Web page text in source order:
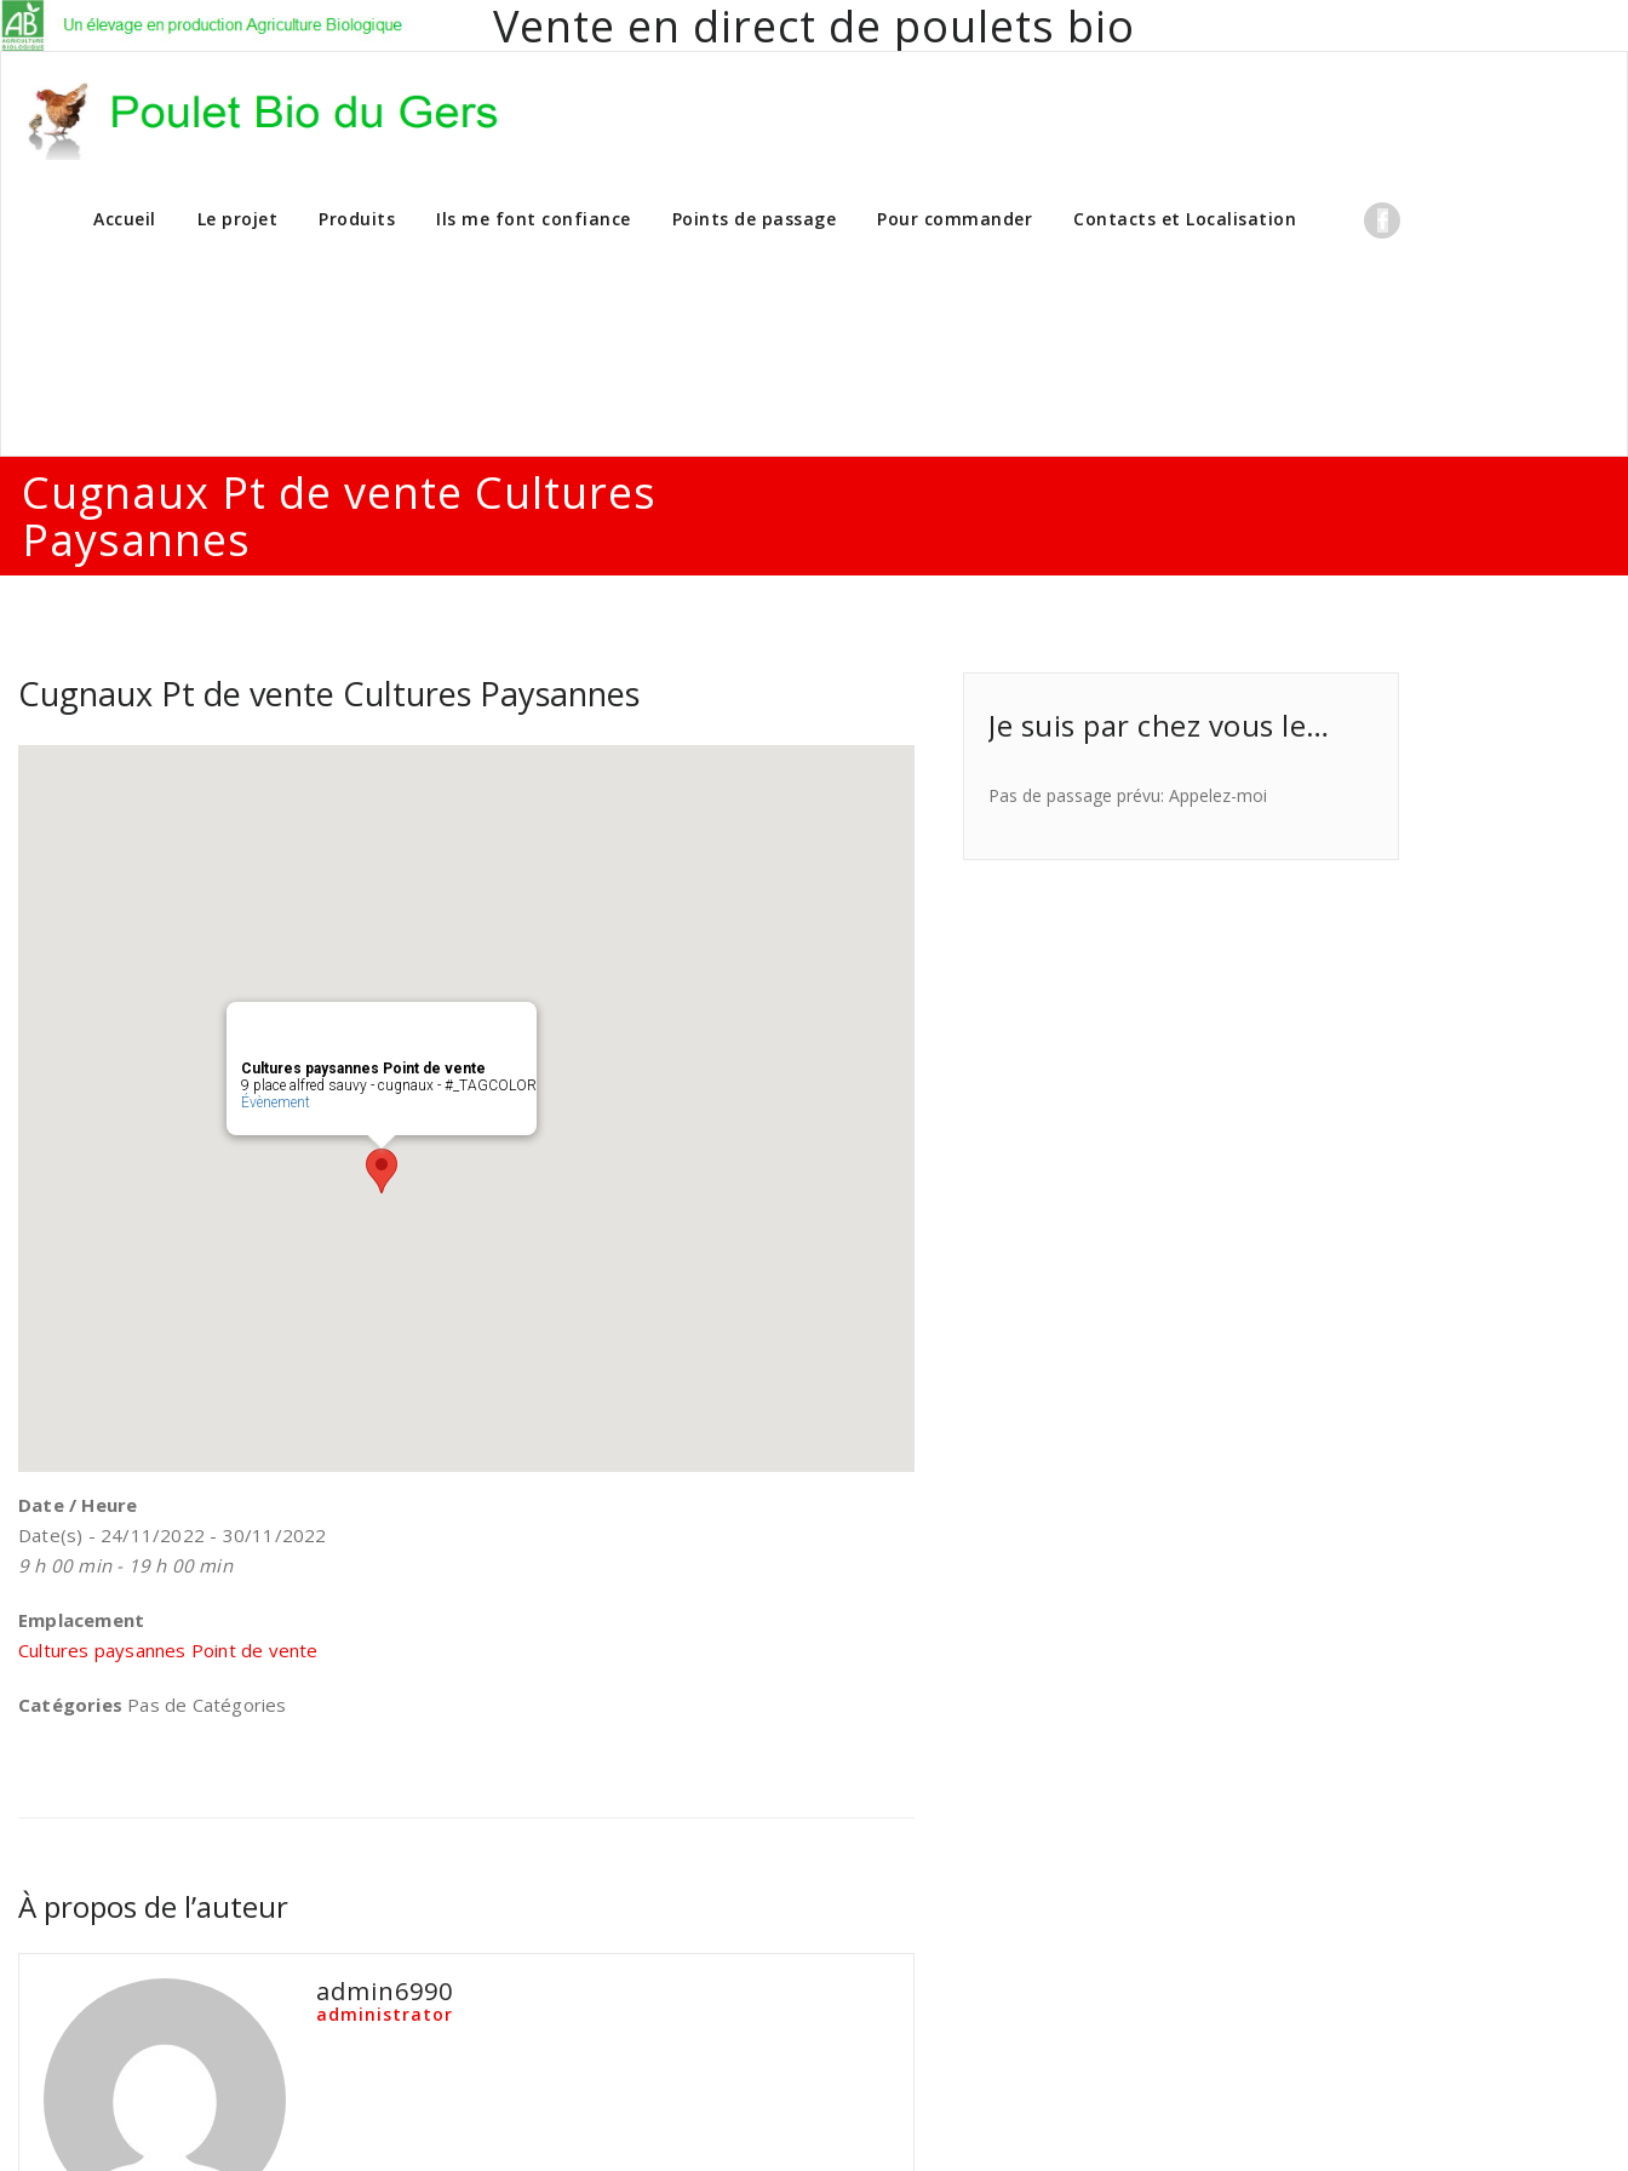
Vente en direct de poulets bio
Vente en direct de poulets bio aux particuliers et professionnels
Accueil Le projet Produits Ils me font confiance Points de passage Pour commander Contacts et Localisation
Cugnaux Pt de vente Cultures
Paysannes
Cugnaux Pt de vente Cultures Paysannes
Cultures paysannes Point de vente
9 place alfred sauvy - cugnaux - #_TAGCOLOR
Évènement
Date / Heure
Date(s) - 24/11/2022 - 30/11/2022
9 h 00 min - 19 h 00 min
Emplacement
Cultures paysannes Point de vente
Catégories Pas de Catégories
À propos de l’auteur
admin6990
administrator
Je suis par chez vous le…
Pas de passage prévu: Appelez-moi